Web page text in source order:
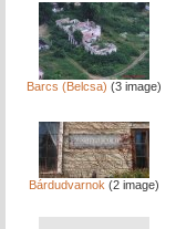
Barcs (Belcsa) (3 image)
Bárdudvarnok (2 image)